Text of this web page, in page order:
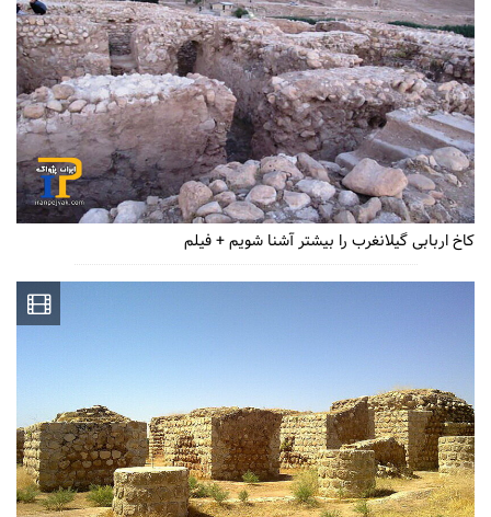
کاخ اربابی گیلانغرب را بیشتر آشنا شویم + فیلم